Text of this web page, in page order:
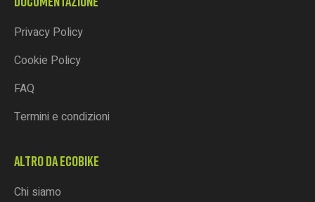
Privacy Policy
Cookie Policy
FAQ
Termini e condizioni
ALTRO DA ECOBIKE
Chi siamo